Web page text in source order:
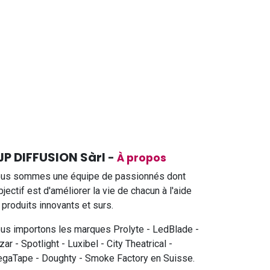
DIFFUSION Sàrl - À propos
sommes une équipe de passionnés dont
est d'améliorer la vie de chacun à l'aide
innovants et surs.
importons les marques Prolyte - LedBlade -
- Spotlight - Luxibel - City Theatrical -
- Doughty - Smoke Factory en Suisse.